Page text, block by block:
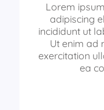
Lorem
adipiscing
incididunt ut
Ut enim ad
exercitation
ea